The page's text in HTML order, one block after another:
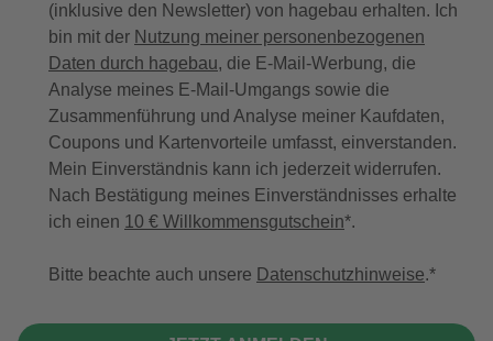
(inklusive den Newsletter) von hagebau erhalten. Ich
bin mit der Nutzung meiner personenbezogenen
Daten durch hagebau, die E-Mail-Werbung, die
Analyse meines E-Mail-Umgangs sowie die
Zusammenführung und Analyse meiner Kaufdaten,
Coupons und Kartenvorteile umfasst, einverstanden.
Mein Einverständnis kann ich jederzeit widerrufen.
Nach Bestätigung meines Einverständnisses erhalte
ich einen 10 € Willkommensgutschein*.
Bitte beachte auch unsere Datenschutzhinweise.